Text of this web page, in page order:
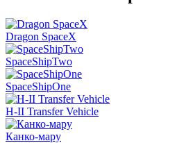
Dragon SpaceX
SpaceShipTwo
SpaceShipOne
H-II Transfer Vehicle
Канко-мару